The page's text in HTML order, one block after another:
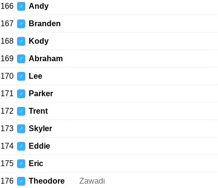
166 ♂ Andy
167 ♂ Branden
168 ♂ Kody
169 ♂ Abraham
170 ♂ Lee
171 ♂ Parker
172 ♂ Trent
173 ♂ Skyler
174 ♂ Eddie
175 ♂ Eric
176 ♂ Theodore Zawadi